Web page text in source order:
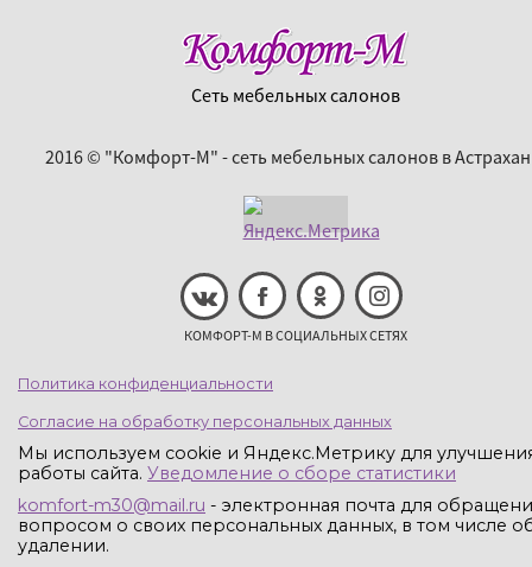
Сеть мебельных салонов
2016 © "Комфорт-М" - сеть мебельных салонов в
КОМФОРТ-М В СОЦИАЛЬНЫХ СЕТЯХ
Политика конфиденциальности
Согласие на обработку персональных данных
Мы используем cookie и Яндекс.Метрику для
работы сайта. Уведомление о сборе статистики
komfort-m30@mail.ru - электронная почта для
вопросом о своих персональных данных, в том числе
удалении.